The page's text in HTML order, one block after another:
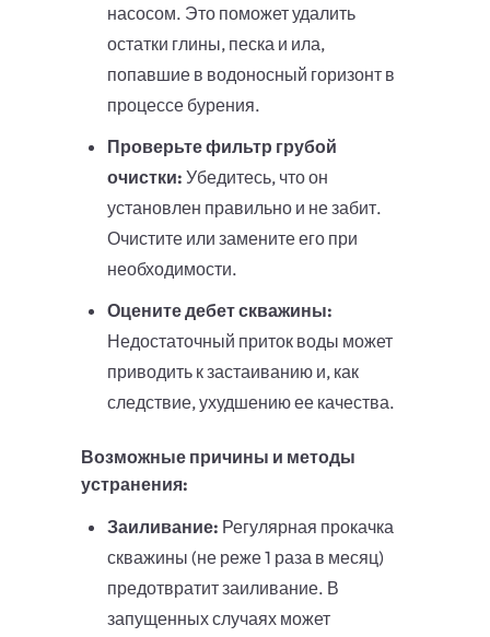
насосом. Это поможет удалить
остатки глины, песка и ила,
попавшие в водоносный горизонт в
процессе бурения.
Проверьте фильтр грубой
очистки: Убедитесь, что он
установлен правильно и не забит.
Очистите или замените его при
необходимости.
Оцените дебет скважины:
Недостаточный приток воды может
приводить к застаиванию и, как
следствие, ухудшению ее качества.
Возможные причины и методы
устранения:
Заиливание: Регулярная прокачка
скважины (не реже 1 раза в месяц)
предотвратит заиливание. В
запущенных случаях может